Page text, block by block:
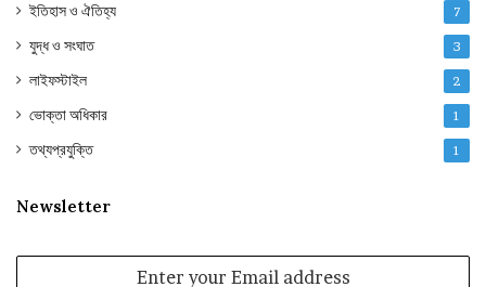
ইতিহাস ও ঐতিহ্য 7
যুদ্ধ ও সংঘাত 3
লাইফস্টাইল 2
ভোক্তা অধিকার 1
তথ্যপ্রযুক্তি 1
Newsletter